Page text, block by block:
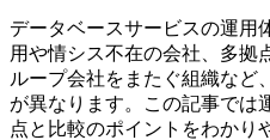
データベースサービスの運用
用や情シス不在の会社、多拠
ループ会社をまたぐ組織など
が異なります。この記事では
点と比較のポイントをわかり